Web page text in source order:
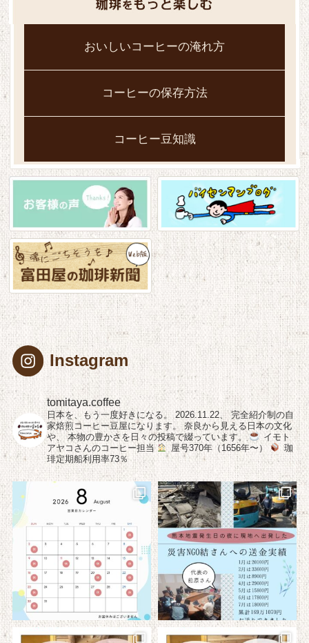
おいしいコーヒーの淹れ方
コーヒーの保存方法
コーヒー豆知識
Instagram
tomitaya.coffee
日本を、もう一度好きになる。 2026.11.22、完全紹介制の自
家焙煎コーヒー豆屋になります。 奈良から見える日本の文化
や、 本物の豊かさを日々の投稿で綴っています。
イモト
アヤコさんのコーヒー担当
屋号370年（1656年〜）
珈
琲定期船利用率73％